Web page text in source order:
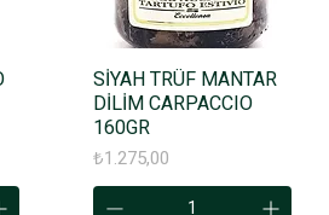
SİYAH TRÜF MANTAR
DİLİM CARPACCIO
160GR
Fiyat
₺1.275,00